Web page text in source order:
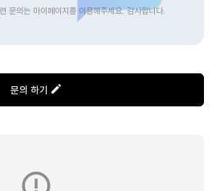
문의는 마이페이지를 이용해주세요. 감사합니다.
문의 하기